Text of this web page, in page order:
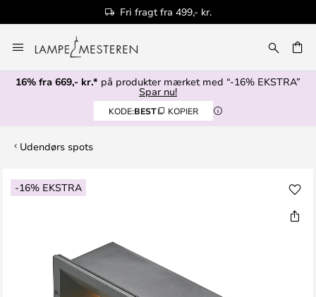
Fri fragt fra 499,- kr.
to
Content
16% fra 669,- kr.* på produkter mærket med “-16% EKSTRA”
Spar nu!
KODE:BEST KOPIER
Udendørs spots
-16% EKSTRA
Gå
til